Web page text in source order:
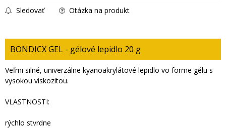
Sledovať Otázka na produkt
BONDICX GEL - gélové lepidlo 20 g
Veľmi silné, univerzálne kyanoakrylátové lepidlo vo forme gélu s
vysokou viskozitou.
VLASTNOSTI:
rýchlo stvrdne